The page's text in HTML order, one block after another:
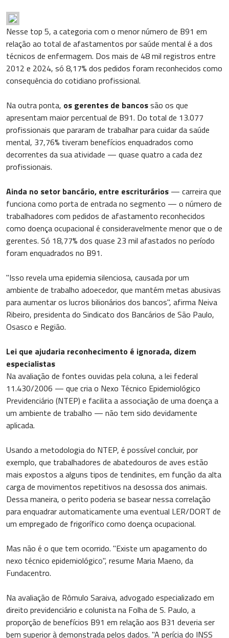
Nesse top 5, a categoria com o menor número de B91 em
relação ao total de afastamentos por saúde mental é a dos
técnicos de enfermagem. Dos mais de 48 mil registros entre
2012 e 2024, só 8,17% dos pedidos foram reconhecidos como
consequência do cotidiano profissional.
Na outra ponta, os gerentes de bancossão os que
apresentam maior percentual de B91. Do total de 13.077
profissionais que pararam de trabalhar para cuidar da saúde
mental, 37,76% tiveram benefícios enquadrados como
decorrentes da sua atividade — quase quatro a cada dez
profissionais.
Ainda no setor bancário, entre escriturários — carreira que
funciona como porta de entrada no segmento — o número de
trabalhadores com pedidos de afastamento reconhecidos
como doença ocupacional é consideravelmente menor que o de
gerentes. Só 18,77% dos quase 23 mil afastados no período
foram enquadrados no B91.
"Isso revela uma epidemia silenciosa, causada por um
ambiente de trabalho adoecedor, que mantém metas abusivas
para aumentar os lucros bilionários dos bancos", afirma Neiva
Ribeiro, presidenta do Sindicato dos Bancários de São Paulo,
Osasco e Região.
Lei que ajudaria reconhecimento é ignorada, dizem
especialistas
Na avaliação de fontes ouvidas pela coluna, a lei federal
11.430/2006 — que cria o Nexo Técnico Epidemiológico
Previdenciário (NTEP) e facilita a associação de uma doença a
um ambiente de trabalho — não tem sido devidamente
aplicada.
Usando a metodologia do NTEP, é possível concluir, por
exemplo, que trabalhadores de abatedouros de aves estão
mais expostos a alguns tipos de tendinites, em função da alta
carga de movimentos repetitivos na desossa dos animais.
Dessa maneira, o perito poderia se basear nessa correlação
para enquadrar automaticamente uma eventual LER/DORT de
um empregado de frigorífico como doença ocupacional.
Mas não é o que tem ocorrido. "Existe um apagamento do
nexo técnico epidemiológico", resume Maria Maeno, da
Fundacentro.
Na avaliação de Rômulo Saraiva, advogado especializado em
direito previdenciário e colunista na Folha de S. Paulo, a
proporção de benefícios B91 em relação aos B31 deveria ser
bem superior à demonstrada pelos dados. "A perícia do INSS